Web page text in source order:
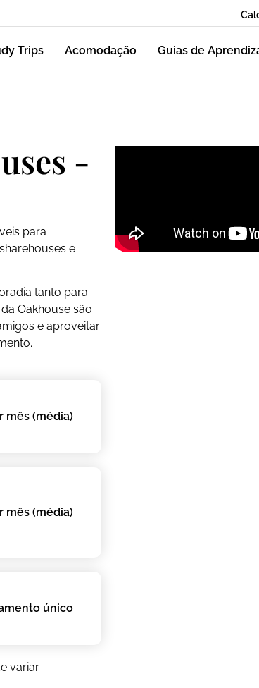
Trips Acomodação Guias de
-
para
e
tanto para
Oakhouse são
e aproveitar
mês (média)
mês (média)
único
variar